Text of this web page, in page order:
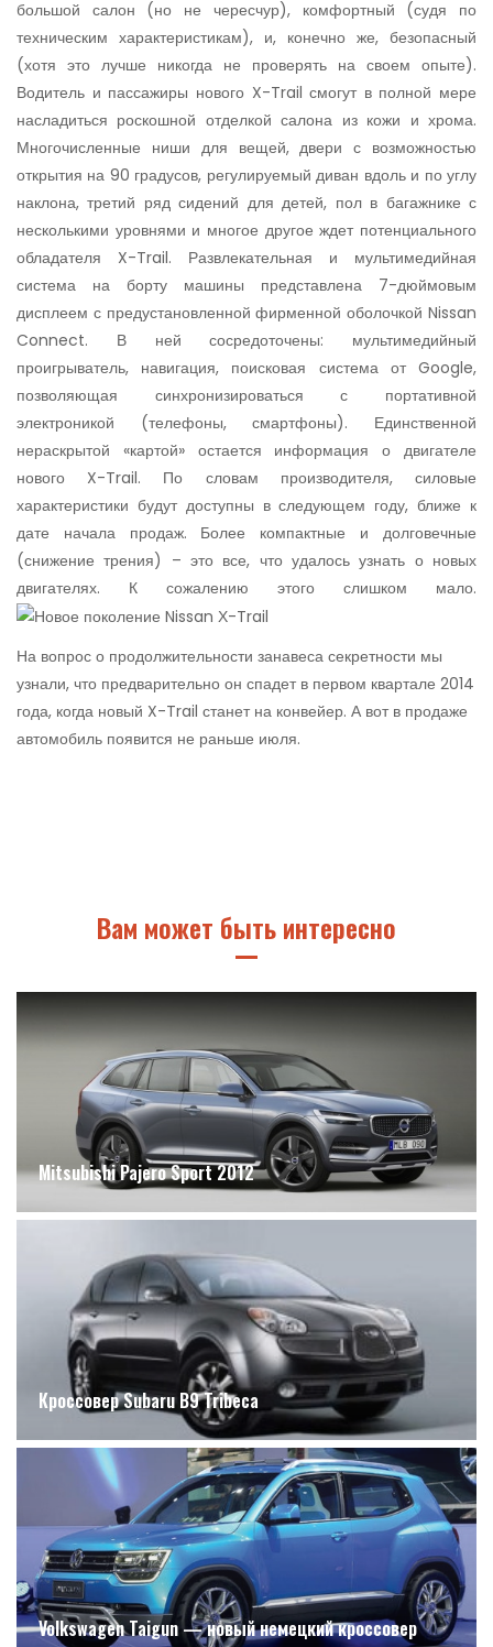
большой салон (но не чересчур), комфортный (судя по
техническим характеристикам), и, конечно же, безопасный
(хотя это лучше никогда не проверять на своем опыте).
Водитель и пассажиры нового X-Trail смогут в полной мере
насладиться роскошной отделкой салона из кожи и хрома.
Многочисленные ниши для вещей, двери с возможностью
открытия на 90 градусов, регулируемый диван вдоль и по углу
наклона, третий ряд сидений для детей, пол в багажнике с
несколькими уровнями и многое другое ждет потенциального
обладателя X-Trail. Развлекательная и мультимедийная
система на борту машины представлена 7-дюймовым
дисплеем с предустановленной фирменной оболочкой Nissan
Connect. В ней сосредоточены: мультимедийный
проигрыватель, навигация, поисковая система от Google,
позволяющая синхронизироваться с портативной
электроникой (телефоны, смартфоны). Единственной
нераскрытой «картой» остается информация о двигателе
нового X-Trail. По словам производителя, силовые
характеристики будут доступны в следующем году, ближе к
дате начала продаж. Более компактные и долговечные
(снижение трения) – это все, что удалось узнать о новых
двигателях. К сожалению этого слишком мало.
На вопрос о продолжительности занавеса секретности мы
узнали, что предварительно он спадет в первом квартале 2014
года, когда новый X-Trail станет на конвейер. А вот в продаже
автомобиль появится не раньше июля.
Вам может быть интересно
Mitsubishi Pajero Sport 2012
Кроссовер Subaru B9 Tribeca
Volkswagen Taigun — новый немецкий кроссовер